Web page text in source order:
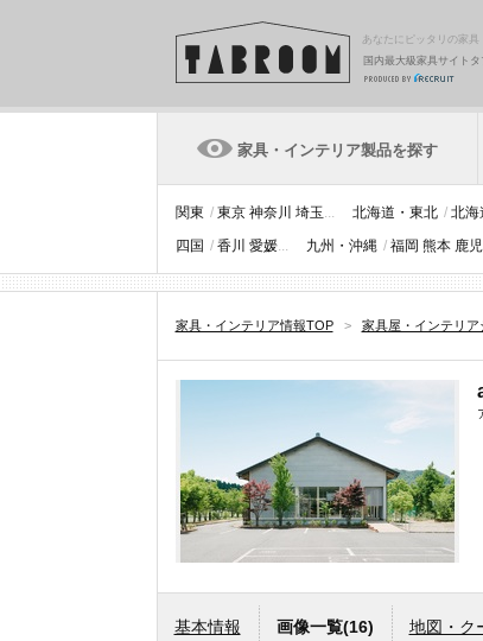
あなたにピッタリの家具
国内最大級家具サイトタ
家具・インテリア製品を探す
関東 / 東京 神奈川 埼玉... 北海道・東北 / 北海
四国 / 香川 愛媛... 九州・沖縄 / 福岡 熊本 鹿
家具・インテリア情報TOP > 家具屋・インテリ
基本情報 画像一覧(16) 地図・ク